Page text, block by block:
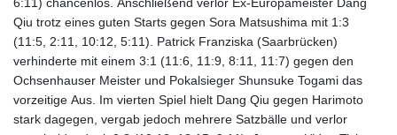
Qiu trotz eines guten Starts gegen Sora Matsushima mit 1:3
(11:5, 2:11, 10:12, 5:11). Patrick Franziska (Saarbrücken)
verhinderte mit einem 3:1 (11:6, 11:9, 8:11, 11:7) gegen den
Ochsenhauser Meister und Pokalsieger Shunsuke Togami das
vorzeitige Aus. Im vierten Spiel hielt Dang Qiu gegen Harimoto
stark dagegen, vergab jedoch mehrere Satzbälle und verlor